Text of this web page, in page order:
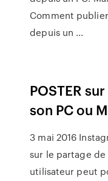
Comment
depuis un ...
POSTER
son PC ou
3 mai 2016
sur le partage
utilisateur peut